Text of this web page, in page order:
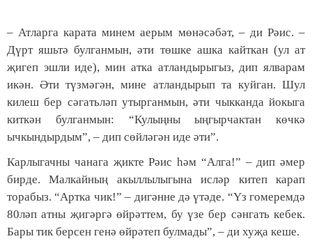
– Атларга карата минем аерым мөнәсәбәт, – ди Рәис. –
Дүрт яшьтә булганмын, әти төшке ашка кайткан (ул ат
җигеп эшли иде), мин атка атландырыгыз, дип ялварам
икән. Әти түзмәгән, мине атландырып та куйган. Шул
килеш бер сәгатьләп утырганмын, әти чыкканда йокыга
киткән булганмын: “Кулыңны ыңгырчактан көчкә
ычкындырдым”, – дип сөйләгән иде әти”.
Карлыгачны чанага җикте Рәис һәм “Алга!” – дип әмер
бирде. Малкайның акыллылыгына исләр китеп карап
торабыз. “Артка чик!” – дигәнне дә үтәде. “Үз гомеремдә
80ләп атны җигәргә өйрәттем, бу үзе бер сәнгать кебек.
Бары тик берсен генә өйрәтеп булмады”, – ди хуҗа кеше.